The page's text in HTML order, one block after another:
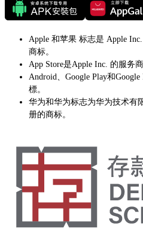
Apple 和苹果 标志是 Apple
商标。
App Store是Apple Inc. 的服务商
Android、Google Play和
標。
华为和华为标志为华为技术有
册的商标。